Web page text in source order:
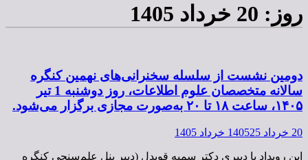
روز: 20 خرداد 1405
دومین نشست از سلسله سخنرانی‌های نهمین کنگره
سالانه متخصصان علوم اطلاعات، روز دوشنبه 1 تیر
۱۴۰۵، ساعت ۱۸ تا ۲۰ به‌صورت مجازی برگزار می‌شود.
20 خرداد 1405 25 خرداد 1405
این رویداد با دبیری دکتر سمیه قویدل (دبیر پنل علم‌سنجی کنگره